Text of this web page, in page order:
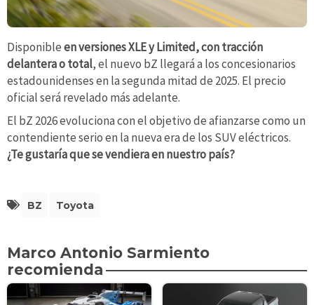
Disponibleen versiones XLE y Limited, con tracción
delantera o total, el nuevo bZ llegará a los concesionarios
estadounidenses en la segunda mitad de 2025. El precio
oficial será revelado más adelante.
El bZ 2026 evoluciona con el objetivo de afianzarse como un
contendiente serio en la nueva era de los SUV eléctricos.
¿Te gustaría que se vendiera en nuestro país?
BZ Toyota
Marco Antonio Sarmiento
recomienda